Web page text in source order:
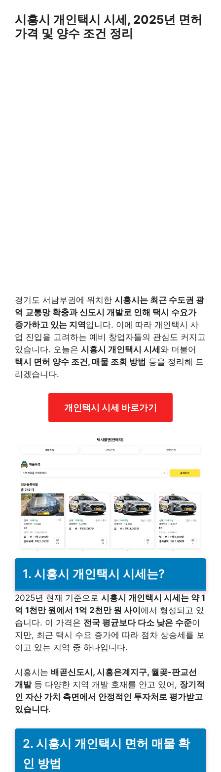
시흥시 개인택시 시세, 2025년 면허
가격 및 양수 조건 정리
경기도 서남부권에 위치한 시흥시는 최근 수도권 광
역 교통망 확충과 신도시 개발로 인해 택시 수요가
증가하고 있는 지역입니다. 이에 따라 개인택시 사
업 진입을 고려하는 예비 창업자들의 관심도 커지고
있습니다. 오늘은 시흥시 개인택시 시세와 더불어
택시 면허 양수 조건, 매물 조회 방법 등을 정리해 드
리겠습니다.
개인택시 시세 바로가기
1. 시흥시 개인택시 시세는?
2025년 현재 기준으로 시흥시 개인택시 시세는 약 1
억 1천만 원에서 1억 2천만 원 사이에서 형성되고 있
습니다. 이 가격은 전국 평균보다 다소 낮은 수준이
지만, 최근 택시 수요 증가에 따라 점차 상승세를 보
이고 있는 지역 중 하나입니다.
시흥시는 배곧신도시, 시흥은계지구, 월곶-판교선
개발등 다양한 지역 개발 호재를 안고 있어, 장기적
인 자산 가치 측면에서 안정적인 투자처로 평가받고
있습니다.
2. 시흥시 개인택시 면허 매물 확
인 방법